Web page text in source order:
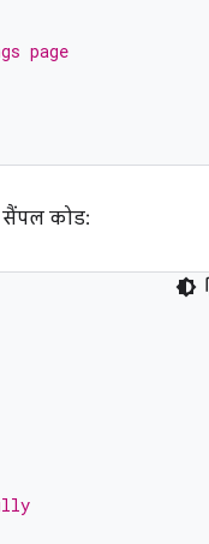
page
कोड: